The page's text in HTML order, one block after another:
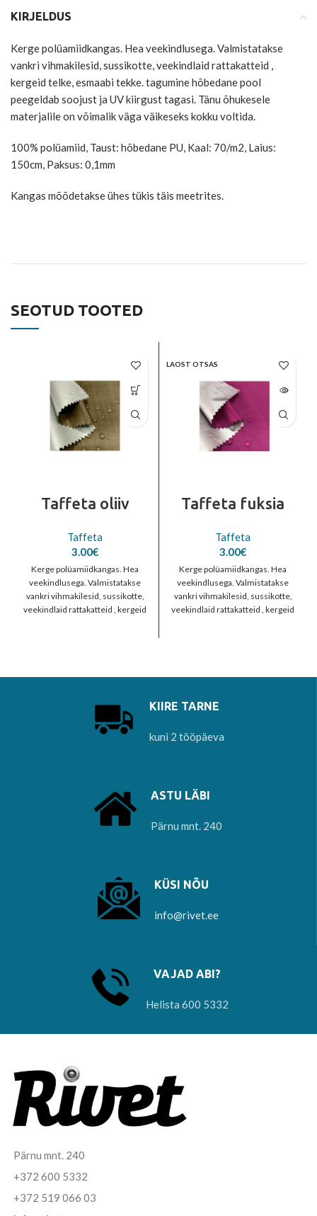
KIRJELDUS
Kerge polüamiidkangas. Hea veekindlusega. Valmistatakse
vankri vihmakilesid, sussikotte, veekindlaid rattakatteid ,
kergeid telke, esmaabi tekke. tagumine hõbedane pool
peegeldab soojust ja UV kiirgust tagasi. Tänu õhukesele
materjalile on võimalik väga väikeseks kokku voltida.
100% polüamiid, Taust: hõbedane PU, Kaal: 70/m2, Laius:
150cm, Paksus: 0,1mm
Kangas mõõdetakse ühes tükis täis meetrites.
SEOTUD TOOTED
Taffeta oliiv
Taffeta
3.00€
Kerge polüamiidkangas. Hea
veekindlusega. Valmistatakse
vankri vihmakilesid, sussikotte,
veekindlaid rattakatteid , kergeid
LAOST OTSAS
Taffeta fuksia
Taffeta
3.00€
Kerge polüamiidkangas. Hea
veekindlusega. Valmistatakse
vankri vihmakilesid, sussikotte,
veekindlaid rattakatteid , kergeid
KIIRE TARNE
kuni 2 tööpäeva
ASTU LÄBI
Pärnu mnt. 240
KÜSI NÕU
info@rivet.ee
VAJAD ABI?
Helista 600 5332
Pärnu mnt. 240
+372 600 5332
+372 519 066 03